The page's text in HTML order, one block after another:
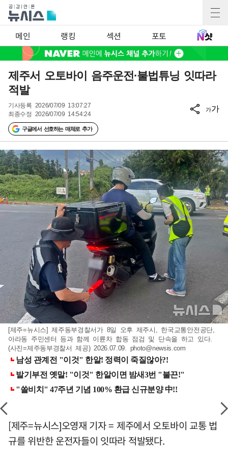
메인 랭킹 섹션 포토
제주서 오토바이 음주운전·불법튜닝 잇따라
적발
기사등록 2026/07/09 13:07:27
최종수정 2026/07/09 14:54:24
구글에서 선호하는 매체로 추가
가가
[제주=뉴시스] 제주동부경찰서가 8일 오후 제주시, 한국교통안전공단,
아라동 주민센터 등과 함께 이륜차 합동 점검 및 단속을 하고 있다.
(사진=제주동부경찰서 제공) 2026.07.09. photo@newsis.com
[제주=뉴시스]오영재 기자 = 제주에서 오토바이 교통 법
규를 위반한 운전자들이 잇따라 적발됐다.